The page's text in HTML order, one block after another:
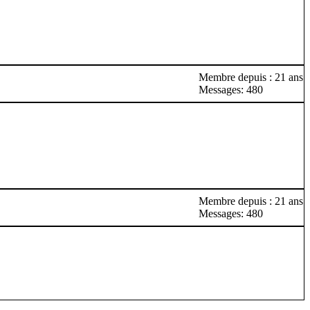
Membre depuis : 21 ans
Messages: 480
Membre depuis : 21 ans
Messages: 480